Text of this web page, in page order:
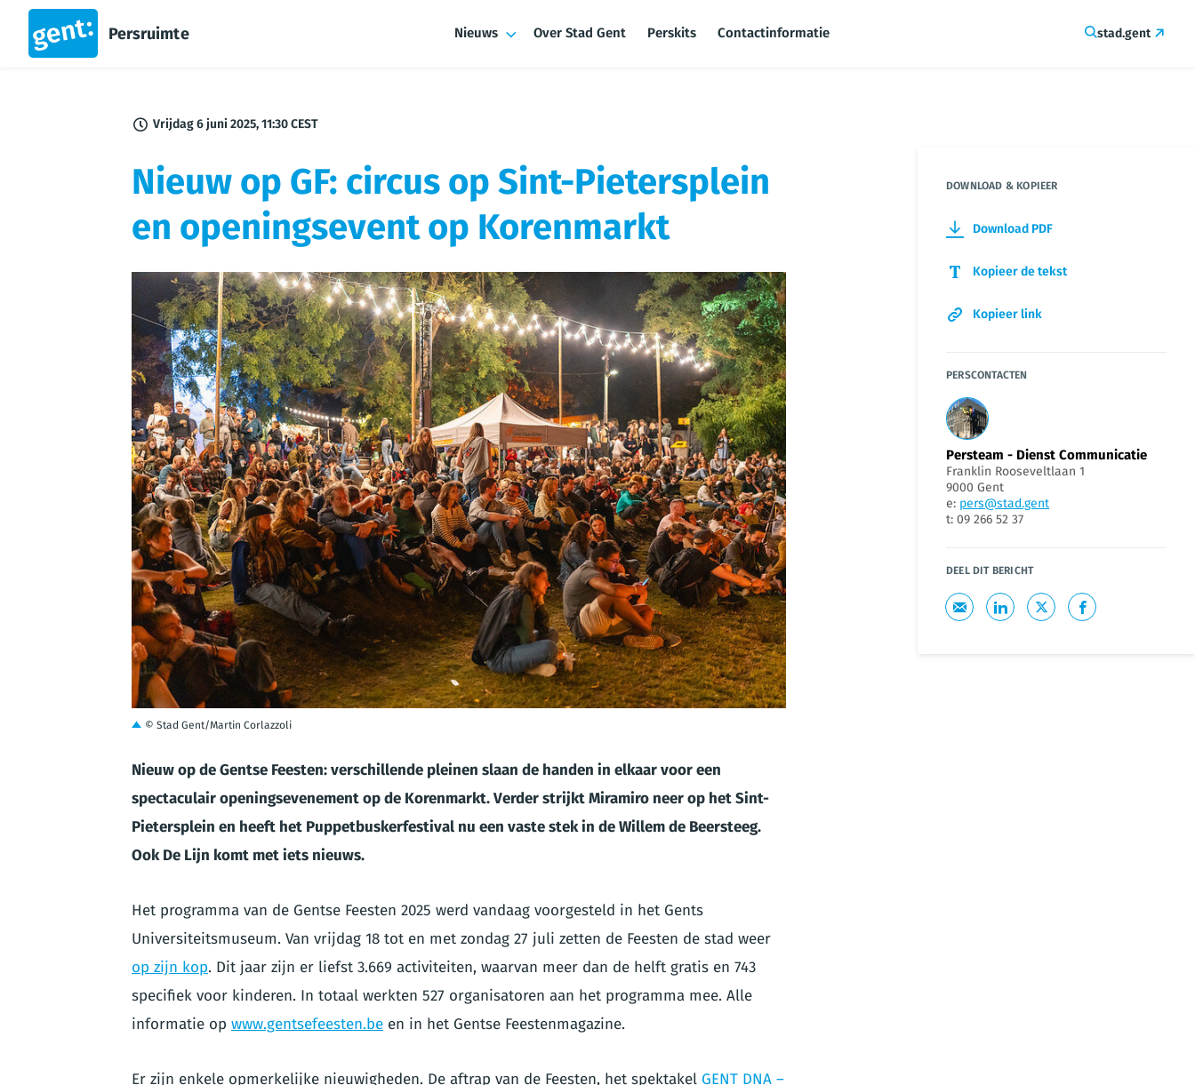
Persruimte Nieuws Over Stad Gent Perskits Contactinformatie stad.gent
Vrijdag 6 juni 2025, 11:30 CEST
Nieuw op GF: circus op Sint-Pietersplein
en openingsevent op Korenmarkt
JPG
© Stad Gent/Martin Corlazzoli
Nieuw op de Gentse Feesten: verschillende pleinen slaan de handen in elkaar voor een
spectaculair openingsevenement op de Korenmarkt. Verder strijkt Miramiro neer op het Sint-
Pietersplein en heeft het Puppetbuskerfestival nu een vaste stek in de Willem de Beersteeg.
Ook De Lijn komt met iets nieuws.
Het programma van de Gentse Feesten 2025 werd vandaag voorgesteld in het Gents
Universiteitsmuseum. Van vrijdag 18 tot en met zondag 27 juli zetten de Feesten de stad weer
op zijn kop. Dit jaar zijn er liefst 3.669 activiteiten, waarvan meer dan de helft gratis en 743
specifiek voor kinderen. In totaal werkten 527 organisatoren aan het programma mee. Alle
informatie op www.gentsefeesten.be en in het Gentse Feestenmagazine.
Er zijn enkele opmerkelijke nieuwigheden. De aftrap van de Feesten, het spektakel GENT DNA –
DOWNLOAD & KOPIEER
Download PDF
Kopieer de tekst
Kopieer link
PERSCONTACTEN
Persteam - Dienst Communicatie
Franklin Rooseveltlaan 1
9000 Gent
e: pers@stad.gent
t: 09 266 52 37
DEEL DIT BERICHT